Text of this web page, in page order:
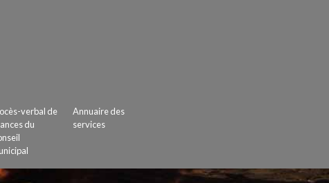
verbal de
du
Annuaire des
services